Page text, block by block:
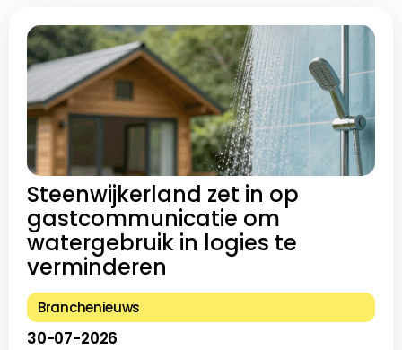
Steenwijkerland zet in op
gastcommunicatie om
watergebruik in logies te
verminderen
Branchenieuws
30-07-2026